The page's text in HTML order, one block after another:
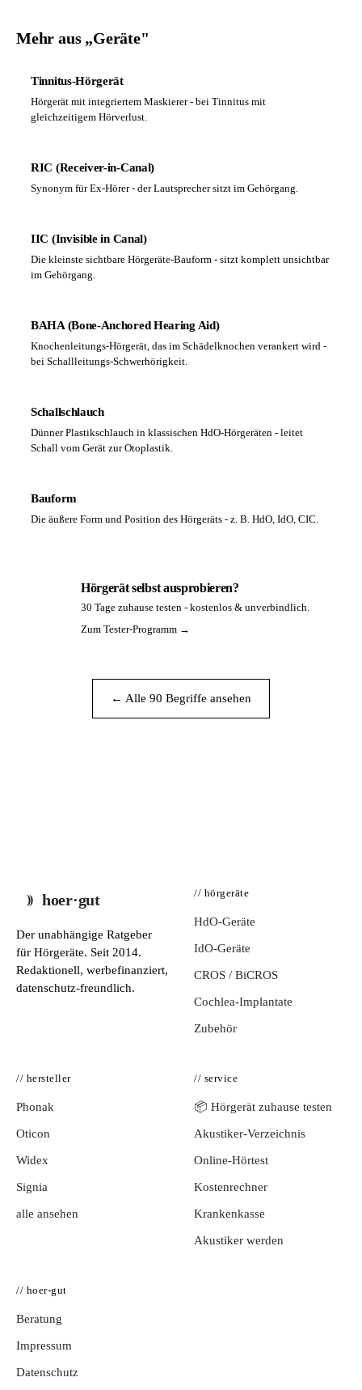
Mehr aus „Geräte"
Tinnitus-Hörgerät
Hörgerät mit integriertem Maskierer - bei Tinnitus mit
gleichzeitigem Hörverlust.
RIC (Receiver-in-Canal)
Synonym für Ex-Hörer - der Lautsprecher sitzt im Gehörgang.
IIC (Invisible in Canal)
Die kleinste sichtbare Hörgeräte-Bauform - sitzt komplett unsichtbar
im Gehörgang.
BAHA (Bone-Anchored Hearing Aid)
Knochenleitungs-Hörgerät, das im Schädelknochen verankert wird -
bei Schallleitungs-Schwerhörigkeit.
Schallschlauch
Dünner Plastikschlauch in klassischen HdO-Hörgeräten - leitet
Schall vom Gerät zur Otoplastik.
Bauform
Die äußere Form und Position des Hörgeräts - z. B. HdO, IdO, CIC.
Hörgerät selbst ausprobieren?
30 Tage zuhause testen - kostenlos & unverbindlich.
Zum Tester-Programm →
← Alle 90 Begriffe ansehen
hoer·gut
Der unabhängige Ratgeber
für Hörgeräte. Seit 2014.
Redaktionell, werbefinanziert,
datenschutz-freundlich.
// hörgeräte
HdO-Geräte
IdO-Geräte
CROS / BiCROS
Cochlea-Implantate
Zubehör
// hersteller
Phonak
Oticon
Widex
Signia
alle ansehen
// service
📦 Hörgerät zuhause testen
Akustiker-Verzeichnis
Online-Hörtest
Kostenrechner
Krankenkasse
Akustiker werden
// hoer-gut
Beratung
Impressum
Datenschutz